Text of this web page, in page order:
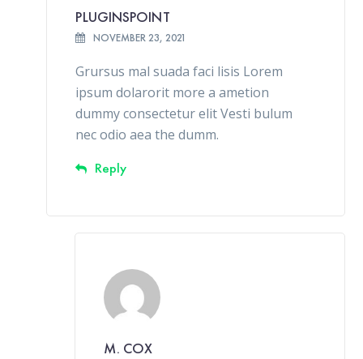
PLUGINSPOINT
NOVEMBER 23, 2021
Grursus mal suada faci lisis Lorem
ipsum dolarorit more a ametion
dummy consectetur elit Vesti bulum
nec odio aea the dumm.
Reply
M. COX